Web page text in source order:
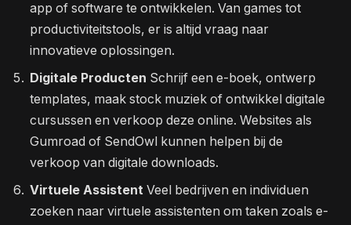
app of software te ontwikkelen. Van games tot
productiviteitstools, er is altijd vraag naar
innovatieve oplossingen.
Digitale Producten Schrijf een e-boek, ontwerp
templates, maak stock muziek of ontwikkel digitale
cursussen en verkoop deze online. Websites als
Gumroad of SendOwl kunnen helpen bij de
verkoop van digitale downloads.
Virtuele Assistent Veel bedrijven en individuen
zoeken naar virtuele assistenten om taken zoals e-